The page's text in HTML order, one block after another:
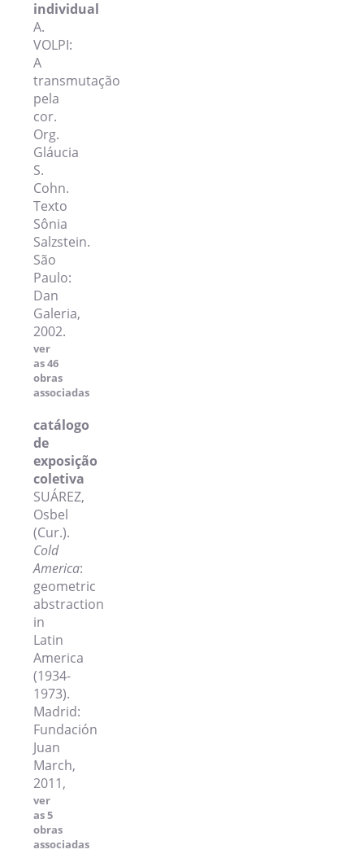
individual
A.
VOLPI:
A
transmutação
pela
cor.
Org.
Gláucia
S.
Cohn.
Texto
Sônia
Salzstein.
São
Paulo:
Dan
Galeria,
2002.
ver
as 46
obras
associadas
catálogo
de
exposição
coletiva
SUÁREZ,
Osbel
(Cur.).
Cold
America:
geometric
abstraction
in
Latin
America
(1934-
1973).
Madrid:
Fundación
Juan
March,
2011,
ver
as 5
obras
associadas